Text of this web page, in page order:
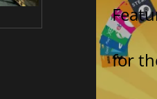
Total War
for